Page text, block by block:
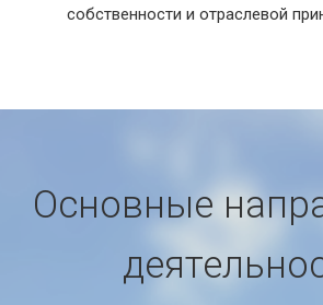
собственности и отраслевой
Основные